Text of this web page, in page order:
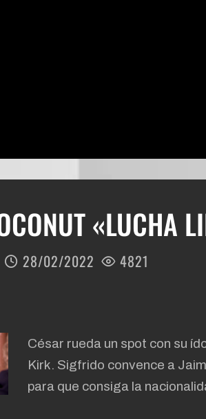
«LUCHA
28/02/2022 4821
César rueda un spot con su
Kirk. Sigfrido convence a
para que consiga la